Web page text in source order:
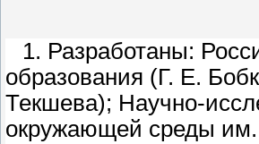
1. Разработаны:
образования (Г. Е.
Текшева); Научно-
окружающей среды